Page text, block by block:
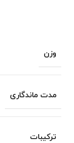
وزن
مدت ماندگاری
ترکیبات